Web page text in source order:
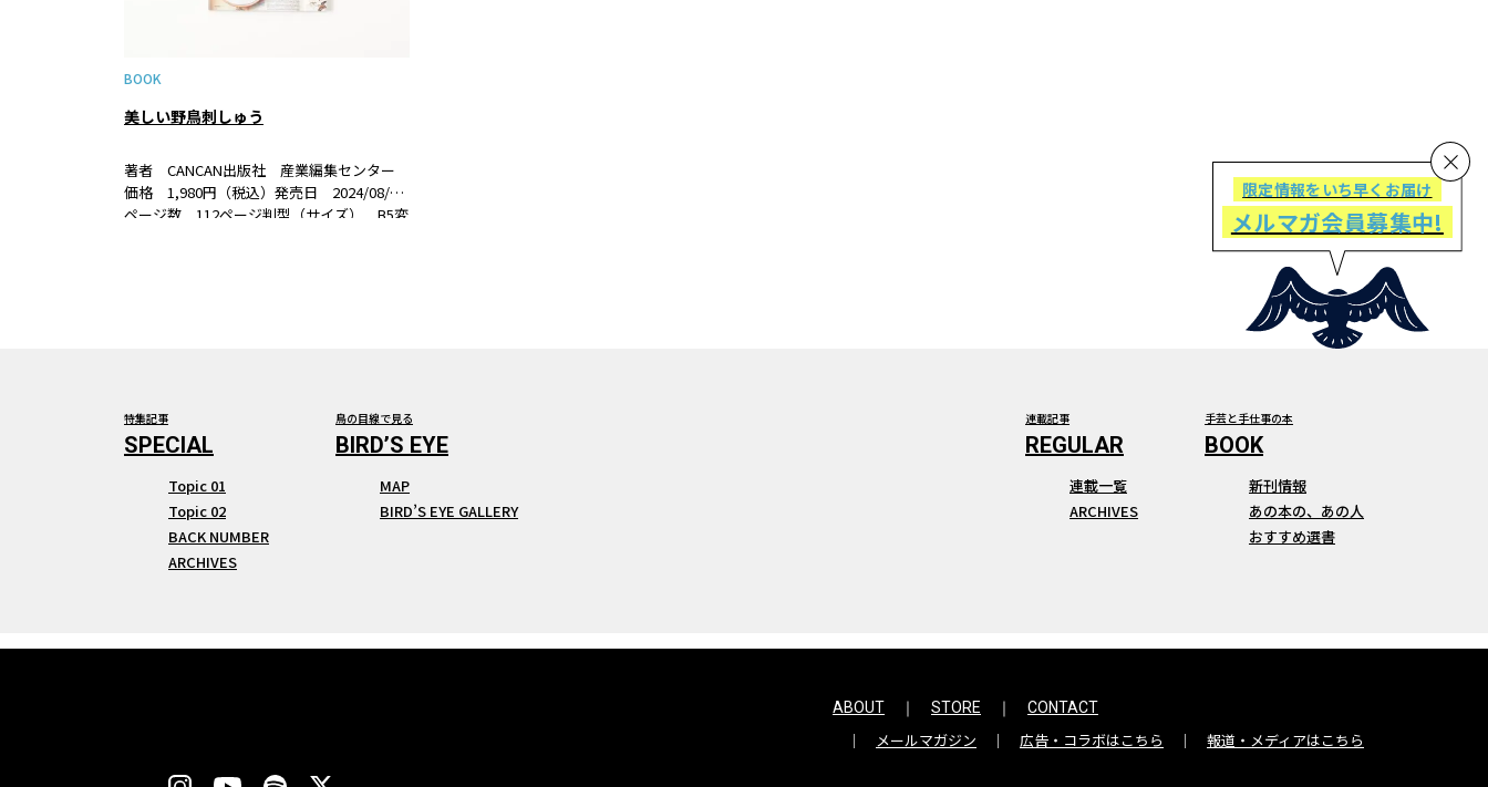
BOOK
美しい野鳥刺しゅう
著者 CANCAN出版社 産業編集センター
価格 1,980円（税込）発売日 2024/08/30
ページ数 112ページ判型（サイズ） B5変
限定情報をいち早くお届け
メルマガ会員募集中!
特集記事
Topic 01
Topic 02
BACK NUMBER
ARCHIVES
鳥の目線で見る
MAP
BIRD’S EYE GALLERY
連載記事
連載一覧
ARCHIVES
手芸と手仕事の本
新刊情報
あの本の、あの人
おすすめ選書
ABOUT STORE CONTACT
メールマガジン 広告・コラボはこちら 報道・メディアはこちら